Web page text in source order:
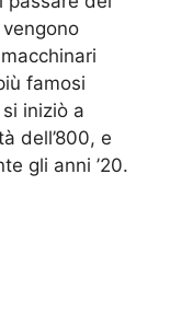
famosi
iniziò a
dell’800, e
gli anni ’20.